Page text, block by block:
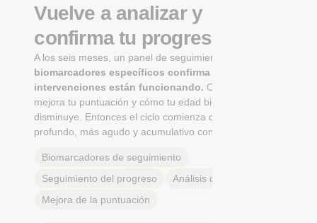
Vuelve a analizar y
confirma tu progreso
A los seis meses, un panel de seguimiento de
biomarcadores específicos confirma si tus
intervenciones están funcionando.Observa cómo
mejora tu puntuación y cómo tu edad biológica
disminuye. Entonces el ciclo comienza de nuevo: Más
profundo, más agudo y acumulativo con cada paso.
Biomarcadores de seguimiento
Seguimiento del progreso
Análisis de tendencias
Mejora de la puntuación